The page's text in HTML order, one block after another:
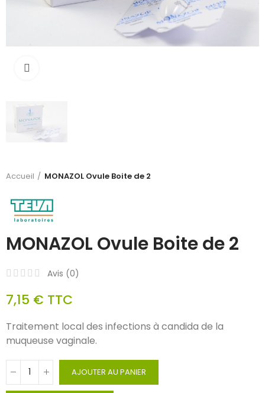
Accueil MONAZOL Ovule Boite de 2
MONAZOL Ovule Boite de 2
Avis (0)
7,15 € TTC
Traitement local des infections à candida de la
muqueuse vaginale.
AJOUTER AU PANIER